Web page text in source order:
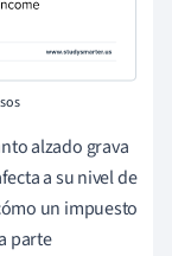
alzado grava
a su nivel de
un impuesto
parte